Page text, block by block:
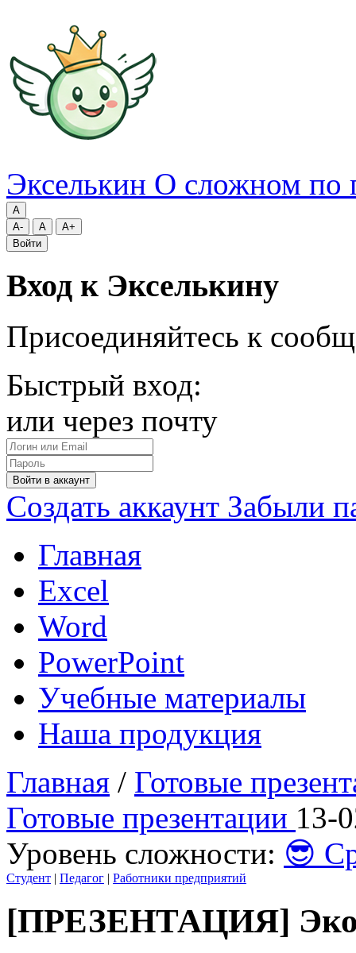
Экселькин О сложном по
A
A-
A
A+
Войти
Вход к Экселькину
Присоединяйтесь к
Быстрый вход:
или через почту
Войти в аккаунт
Создать аккаунт Забыли
Главная
Excel
Word
PowerPoint
Учебные материалы
Наша продукция
Главная / Готовые
Готовые презентации 13-
Уровень сложности: 😎
Студент | Педагог | Работники предприятий
[ПРЕЗЕНТАЦИЯ]